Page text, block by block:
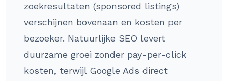
zoekresultaten (sponsored listings)
verschijnen bovenaan en kosten per
bezoeker. Natuurlijke SEO levert
duurzame groei zonder pay-per-click
kosten, terwijl Google Ads direct